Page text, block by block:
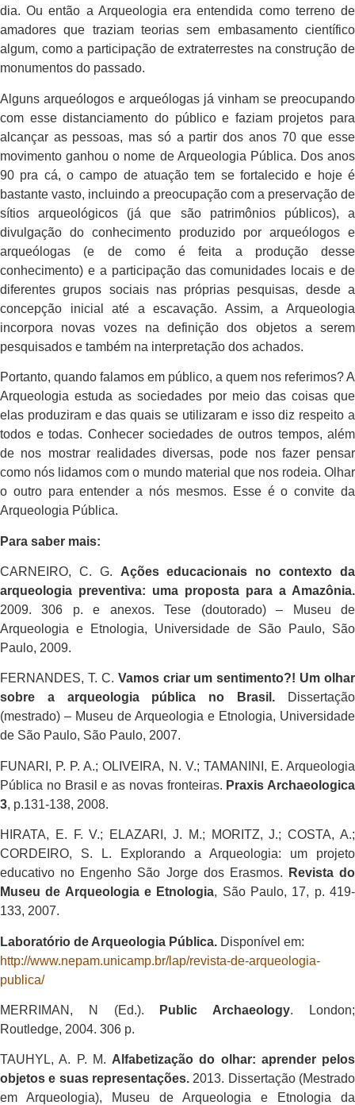
dia. Ou então a Arqueologia era entendida como terreno de
amadores que traziam teorias sem embasamento científico
algum, como a participação de extraterrestes na construção de
monumentos do passado.
Alguns arqueólogos e arqueólogas já vinham se preocupando
com esse distanciamento do público e faziam projetos para
alcançar as pessoas, mas só a partir dos anos 70 que esse
movimento ganhou o nome de Arqueologia Pública. Dos anos
90 pra cá, o campo de atuação tem se fortalecido e hoje é
bastante vasto, incluindo a preocupação com a preservação de
sítios arqueológicos (já que são patrimônios públicos), a
divulgação do conhecimento produzido por arqueólogos e
arqueólogas (e de como é feita a produção desse
conhecimento) e a participação das comunidades locais e de
diferentes grupos sociais nas próprias pesquisas, desde a
concepção inicial até a escavação. Assim, a Arqueologia
incorpora novas vozes na definição dos objetos a serem
pesquisados e também na interpretação dos achados.
Portanto, quando falamos em público, a quem nos referimos? A
Arqueologia estuda as sociedades por meio das coisas que
elas produziram e das quais se utilizaram e isso diz respeito a
todos e todas. Conhecer sociedades de outros tempos, além
de nos mostrar realidades diversas, pode nos fazer pensar
como nós lidamos com o mundo material que nos rodeia. Olhar
o outro para entender a nós mesmos. Esse é o convite da
Arqueologia Pública.
Para saber mais:
CARNEIRO, C. G. Ações educacionais no contexto da
arqueologia preventiva: uma proposta para a Amazônia.
2009. 306 p. e anexos. Tese (doutorado) – Museu de
Arqueologia e Etnologia, Universidade de São Paulo, São
Paulo, 2009.
FERNANDES, T. C. Vamos criar um sentimento?! Um olhar
sobre a arqueologia pública no Brasil. Dissertação
(mestrado) – Museu de Arqueologia e Etnologia, Universidade
de São Paulo, São Paulo, 2007.
FUNARI, P. P. A.; OLIVEIRA, N. V.; TAMANINI, E. Arqueologia
Pública no Brasil e as novas fronteiras. Praxis Archaeologica
3, p.131-138, 2008.
HIRATA, E. F. V.; ELAZARI, J. M.; MORITZ, J.; COSTA, A.;
CORDEIRO, S. L. Explorando a Arqueologia: um projeto
educativo no Engenho São Jorge dos Erasmos.
Revista do
Museu de Arqueologia e Etnologia, São Paulo, 17, p. 419-
133, 2007.
Laboratório de Arqueologia Pública. Disponível em:
http://www.nepam.unicamp.br/lap/revista-de-arqueologia-
publica/
MERRIMAN, N (Ed.). Public Archaeology. London;
Routledge, 2004. 306 p.
TAUHYL, A. P. M. Alfabetização do olhar: aprender pelos
objetos e suas representações. 2013. Dissertação (Mestrado
em Arqueologia), Museu de Arqueologia e Etnologia da